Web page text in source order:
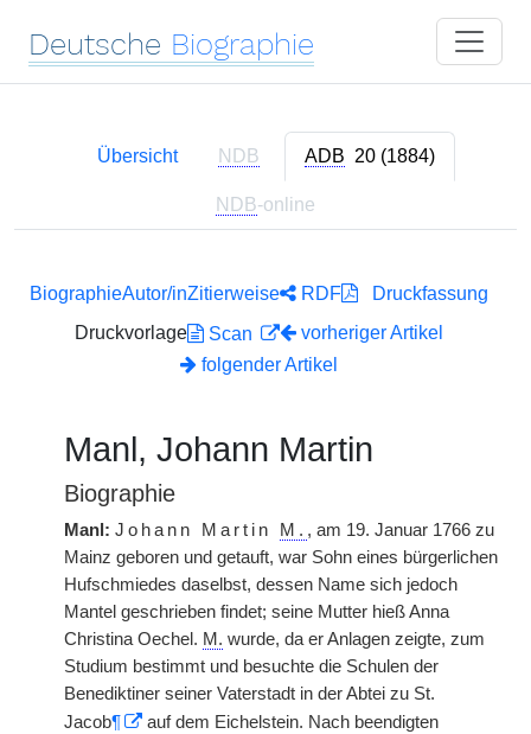
Deutsche Biographie
Übersicht NDB ADB 20 (1884)
NDB-online
BiographieAutor/inZitierweise RDF
Druckfassung
Druckvorlage
Scan
vorheriger Artikel
folgender Artikel
Manl, Johann Martin
Biographie
Manl: Johann Martin M. , am 19. Januar 1766 zu
Mainz geboren und getauft, war Sohn eines bürgerlichen
Hufschmiedes daselbst, dessen Name sich jedoch
Mantel geschrieben findet; seine Mutter hieß Anna
Christina Oechel. M. wurde, da er Anlagen zeigte, zum
Studium bestimmt und besuchte die Schulen der
Benediktiner seiner Vaterstadt in der Abtei zu St.
Jacob¶
auf dem Eichelstein. Nach beendigten